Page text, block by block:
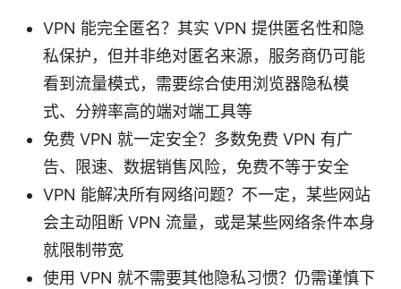
VPN 能完全匿名？其实 VPN 提供匿名性和隐
私保护，但并非绝对匿名来源，服务商仍可能
看到流量模式，需要综合使用浏览器隐私模
式、分辨率高的端对端工具等
免费 VPN 就一定安全？多数免费 VPN 有广
告、限速、数据销售风险，免费不等于安全
VPN 能解决所有网络问题？不一定，某些网站
会主动阻断 VPN 流量，或是某些网络条件本身
就限制带宽
使用 VPN 就不需要其他隐私习惯？仍需谨慎下